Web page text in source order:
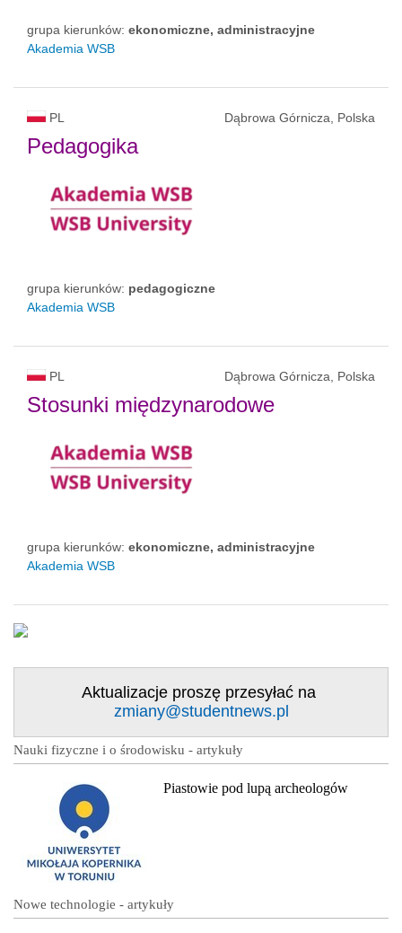
grupa kierunków: ekonomiczne, administracyjne
Akademia WSB
PL Dąbrowa Górnicza, Polska
Pedagogika
grupa kierunków: pedagogiczne
Akademia WSB
PL Dąbrowa Górnicza, Polska
Stosunki międzynarodowe
grupa kierunków: ekonomiczne, administracyjne
Akademia WSB
Aktualizacje proszę przesyłać na
zmiany@studentnews.pl
Nauki fizyczne i o środowisku - artykuły
Piastowie pod lupą archeologów
Nowe technologie - artykuły